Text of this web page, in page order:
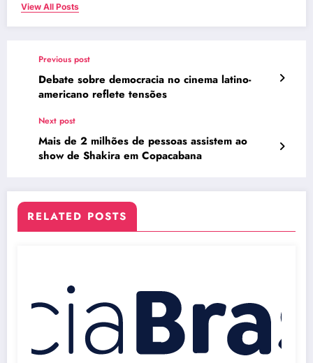
View All Posts
Previous post
Debate sobre democracia no cinema latino-
americano reflete tensões
Next post
Mais de 2 milhões de pessoas assistem ao
show de Shakira em Copacabana
RELATED POSTS